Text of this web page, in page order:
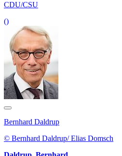
CDU/CSU
()
Bernhard Daldrup
© Bernhard Daldrup/ Elias Domsch